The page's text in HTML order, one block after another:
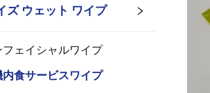
ズ ウェット ワイプ
フェイシャルワイプ
食サービスワイプ